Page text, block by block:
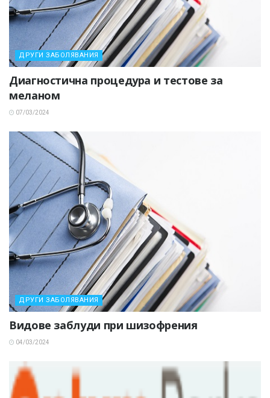
ДРУГИ ЗАБОЛЯВАНИЯ
Диагностична процедура и тестове за
меланом
07/03/2024
ДРУГИ ЗАБОЛЯВАНИЯ
Видове заблуди при шизофрения
04/03/2024